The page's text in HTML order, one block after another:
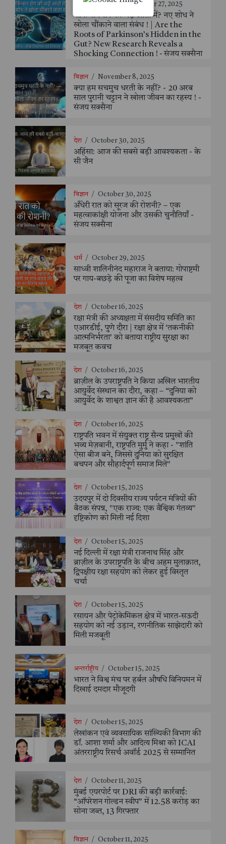
November 27, 2025
पार्किन्सन रोग की जड़ें आंतों में? नए शोध ने
खोला चौंकाने वाला संबंध ! | Are the
Roots of Parkinson’s Hidden in the
Gut? New Research Reveals a
Shocking Connection ! - संजय सक्सैना
विज्ञान / November 8, 2025
क्या हम सचमुच धरती के नहीं? - 20 अरब
साल पुरानी चट्टान ने खोला जीवन का रहस्य ! -
संजय सक्सैना
देश / October 30, 2025
अहिंसा: आज की सबसे बड़ी आवश्यकता - के
सी जैन
विज्ञान / October 30, 2025
अँधेरी रात को सूरज की रोशनी? – एक
महत्वाकांक्षी योजना और उसकी चुनौतियाँ -
संजय सक्सैना
धर्म / October 29, 2025
साध्वी शालिनीनंद महाराज ने बताया: गोपाष्टमी
पर गाय-बछड़े की पूजा का विशेष महत्व
देश / October 16, 2025
रक्षा मंत्री की अध्यक्षता में संसदीय समिति का
एआरडीई, पुणे दौरा | रक्षा क्षेत्र में ‘तकनीकी
आत्मनिर्भरता’ को बताया राष्ट्रीय सुरक्षा का
मजबूत कवच
देश / October 16, 2025
ब्राज़ील के उपराष्ट्रपति ने किया अखिल भारतीय
आयुर्वेद संस्थान का दौरा, कहा – “दुनिया को
आयुर्वेद के शाश्वत ज्ञान की है आवश्यकता”
देश / October 16, 2025
राष्ट्रपति भवन में संयुक्त राष्ट्र सैन्य प्रमुखों की
भव्य मेज़बानी, राष्ट्रपति मुर्मु ने कहा - "शांति
ऐसा बीज बने, जिससे दुनिया को सुरक्षित
बचपन और सौहार्दपूर्ण समाज मिले"
देश / October 15, 2025
उदयपुर में दो दिवसीय राज्य पर्यटन मंत्रियों की
बैठक संपन्न, "एक राज्य: एक वैश्विक गंतव्य"
दृष्टिकोण को मिली नई दिशा
देश / October 15, 2025
नई दिल्ली में रक्षा मंत्री राजनाथ सिंह और
ब्राज़ील के उपराष्ट्रपति के बीच अहम मुलाक़ात,
द्विपक्षीय रक्षा सहयोग को लेकर हुई विस्तृत
चर्चा
देश / October 15, 2025
रसायन और पेट्रोकेमिकल क्षेत्र में भारत-सऊदी
सहयोग को नई उड़ान, रणनीतिक साझेदारी को
मिली मजबूती
अन्तर्राष्ट्रीय / October 15, 2025
भारत ने विश्व मंच पर हर्बल औषधि विनियमन में
दिखाई दमदार मौजूदगी
देश / October 15, 2025
लेखांकन एवं व्यवसायिक सांख्यिकी विभाग की
डॉ. आशा शर्मा और आदित्य मिश्रा को ICAI
अंतरराष्ट्रीय रिसर्च अवॉर्ड 2025 से सम्मानित
देश / October 11, 2025
मुंबई एयरपोर्ट पर DRI की बड़ी कार्रवाई:
“ऑपरेशन गोल्डन स्वीप” में 12.58 करोड़ का
सोना जब्त, 13 गिरफ्तार
विज्ञान / October 11, 2025